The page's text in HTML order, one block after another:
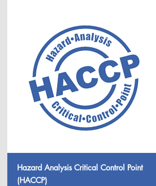
Hazard Analysis Critical Control Point
(HACCP)